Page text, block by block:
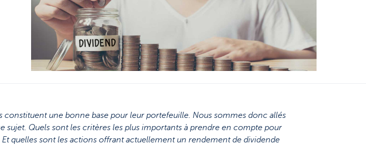
une bonne base pour leur portefeuille. Nous sommes donc allés
Quels sont les critères les plus importants à prendre en compte pour
quelles sont les actions offrant actuellement un rendement de dividende